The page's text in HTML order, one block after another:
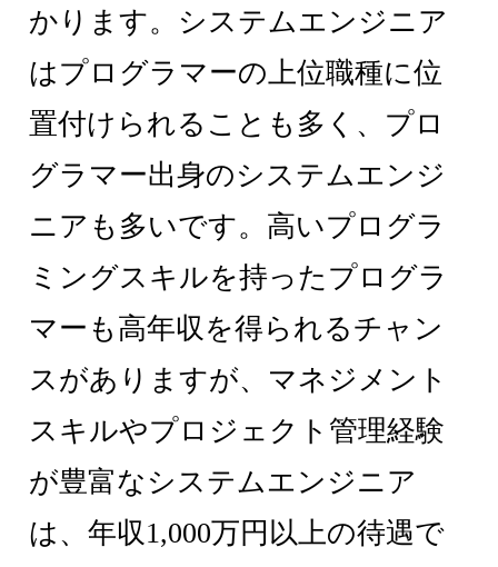
かります。システムエンジニア
はプログラマーの上位職種に位
置付けられることも多く、プロ
グラマー出身のシステムエンジ
ニアも多いです。高いプログラ
ミングスキルを持ったプログラ
マーも高年収を得られるチャン
スがありますが、マネジメント
スキルやプロジェクト管理経験
が豊富なシステムエンジニア
は、年収1,000万円以上の待遇で